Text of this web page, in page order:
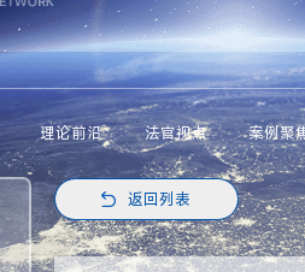
理论前沿 法官视点 案例聚
返回列表